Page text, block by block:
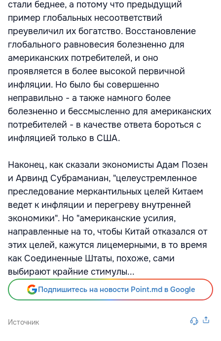
стали беднее, а потому что предыдущий
пример глобальных несоответствий
преувеличил их богатство. Восстановление
глобального равновесия болезненно для
американских потребителей, и оно
проявляется в более высокой первичной
инфляции. Но было бы совершенно
неправильно - а также намного более
болезненно и бессмысленно для американских
потребителей - в качестве ответа бороться с
инфляцией только в США.
Наконец, как сказали экономисты Адам Позен
и Арвинд Субраманиан, "целеустремленное
преследование меркантильных целей Китаем
ведет к инфляции и перегреву внутренней
экономики". Но "американские усилия,
направленные на то, чтобы Китай отказался от
этих целей, кажутся лицемерными, в то время
как Соединенные Штаты, похоже, сами
выбирают крайние стимулы...
Подпишитесь на новости Point.md в Google
Источник